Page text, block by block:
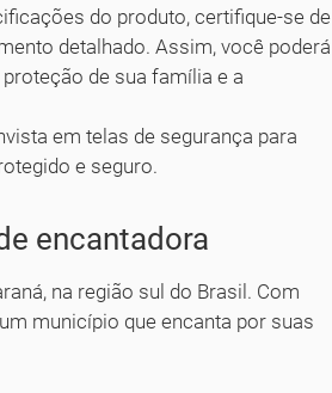
do produto, certifique-se de
detalhado. Assim, você poderá
de sua família e a
em telas de segurança para
e seguro.
encantadora
na região sul do Brasil. Com
município que encanta por suas